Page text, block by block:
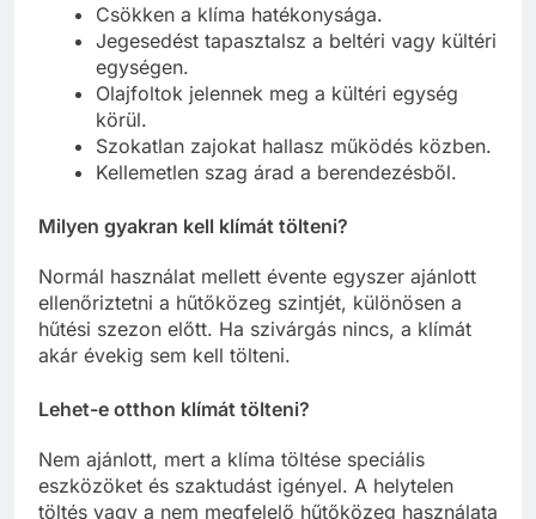
Csökken a klíma hatékonysága.
Jegesedést tapasztalsz a beltéri vagy kültéri
egységen.
Olajfoltok jelennek meg a kültéri egység
körül.
Szokatlan zajokat hallasz működés közben.
Kellemetlen szag árad a berendezésből.
Milyen gyakran kell klímát tölteni?
Normál használat mellett évente egyszer ajánlott
ellenőriztetni a hűtőközeg szintjét, különösen a
hűtési szezon előtt. Ha szivárgás nincs, a klímát
akár évekig sem kell tölteni.
Lehet-e otthon klímát tölteni?
Nem ajánlott, mert a klíma töltése speciális
eszközöket és szaktudást igényel. A helytelen
töltés vagy a nem megfelelő hűtőközeg használata